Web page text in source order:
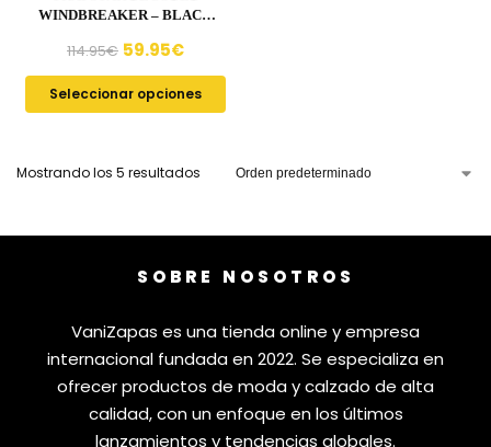
WINDBREAKER – BLACK
114.95€ 59.95€
Seleccionar opciones
Mostrando los 5 resultados
SOBRE NOSOTROS
VaniZapas es una tienda online y empresa
internacional fundada en 2022. Se especializa en
ofrecer productos de moda y calzado de alta
calidad, con un enfoque en los últimos
lanzamientos y tendencias globales.